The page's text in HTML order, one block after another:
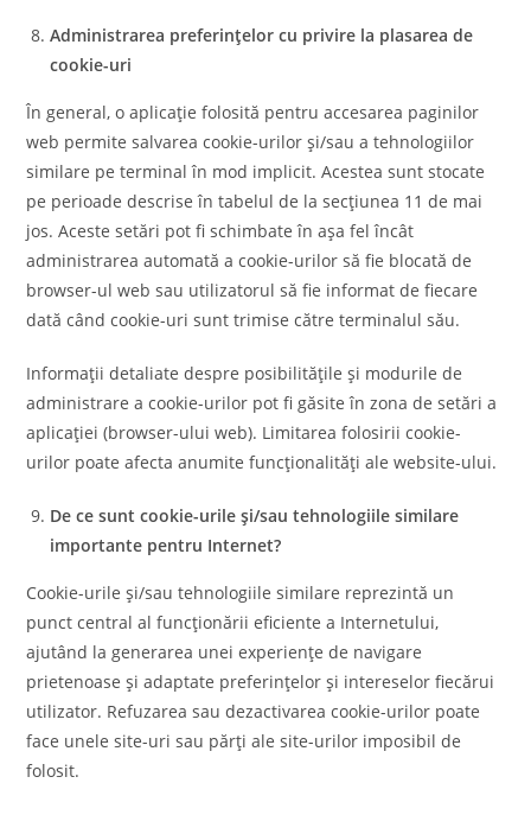
Administrarea preferințelor cu privire la plasarea de
cookie-uri
În general, o aplicație folosită pentru accesarea paginilor
web permite salvarea cookie-urilor și/sau a tehnologiilor
similare pe terminal în mod implicit. Acestea sunt stocate
pe perioade descrise în tabelul de la secțiunea 11 de mai
jos. Aceste setări pot fi schimbate în așa fel încât
administrarea automată a cookie-urilor să fie blocată de
browser-ul web sau utilizatorul să fie informat de fiecare
dată când cookie-uri sunt trimise către terminalul său.
Informații detaliate despre posibilitățile și modurile de
administrare a cookie-urilor pot fi găsite în zona de setări a
aplicației (browser-ului web). Limitarea folosirii cookie-
urilor poate afecta anumite funcționalități ale website-ului.
De ce sunt cookie-urile și/sau tehnologiile similare
importante pentru Internet?
Cookie-urile și/sau tehnologiile similare reprezintă un
punct central al funcționării eficiente a Internetului,
ajutând la generarea unei experiențe de navigare
prietenoase și adaptate preferințelor și intereselor fiecărui
utilizator. Refuzarea sau dezactivarea cookie-urilor poate
face unele site-uri sau părți ale site-urilor imposibil de
folosit.